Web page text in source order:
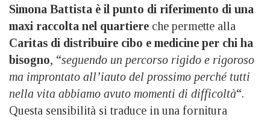
Simona Battista è il punto di riferimento di una
maxi raccolta nel quartiere che permette alla
Caritas di distribuire cibo e medicine per chi ha
bisogno, “seguendo un percorso rigido e rigoroso
ma improntato all’iauto del prossimo perché tutti
nella vita abbiamo avuto momenti di difficoltà“.
Questa sensibilità si traduce in una fornitura